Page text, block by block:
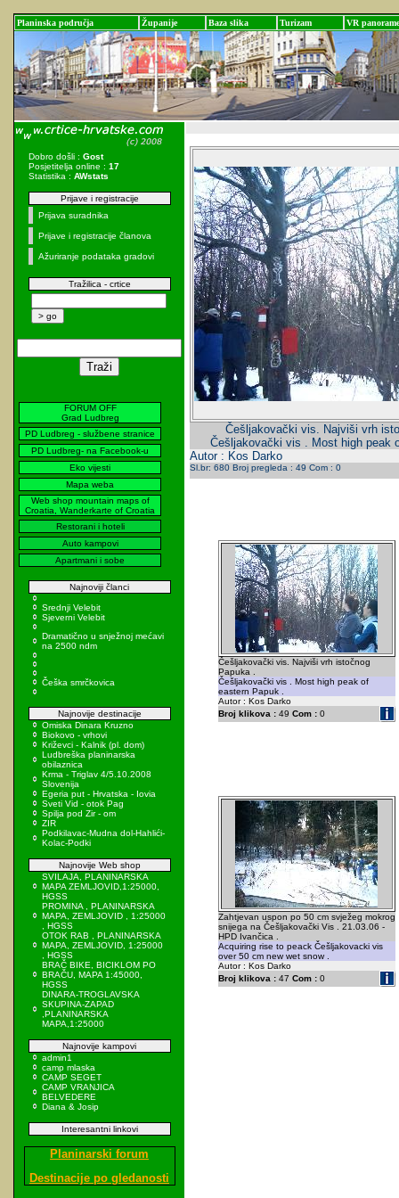
Planinska područja Županije Baza slika Turizam VR panorame
Dobro došli : Gost
Posjetitelja online : 17
Statistika : AWstats
Prijave i registracije
Prijava suradnika
Prijave i registracije članova
Ažuriranje podataka gradovi
Tražilica - crtice
FORUM OFF
Grad Ludbreg
PD Ludbreg - službene stranice
PD Ludbreg- na Facebook-u
Eko vijesti
Mapa weba
Web shop mountain maps of
Croatia, Wanderkarte of Croatia
Restorani i hoteli
Auto kampovi
Apartmani i sobe
Najnoviji članci
Srednji Velebit
Sjeverni Velebit
Dramatično u snježnoj mećavi
na 2500 ndm
Češka smrčkovica
Najnovije destinacije
Omiska Dinara Kruzno
Biokovo - vrhovi
Križevci - Kalnik (pl. dom)
Ludbreška planinarska
obilaznica
Krma - Triglav 4/5.10.2008
Slovenija
Egeria put - Hrvatska - Iovia
Sveti Vid - otok Pag
Spilja pod Zir - om
ZIR
Podkilavac-Mudna dol-Hahlići-
Kolac-Podki
Najnovije Web shop
SVILAJA, PLANINARSKA
MAPA ZEMLJOVID,1:25000,
HGSS
PROMINA , PLANINARSKA
MAPA, ZEMLJOVID , 1:25000
, HGSS
OTOK RAB , PLANINARSKA
MAPA, ZEMLJOVID, 1:25000
, HGSS
BRAČ BIKE, BICIKLOM PO
BRAČU, MAPA 1:45000,
HGSS
DINARA-TROGLAVSKA
SKUPINA-ZAPAD
,PLANINARSKA
MAPA,1:25000
Najnovije kampovi
admin1
camp mlaska
CAMP SEGET
CAMP VRANJICA
BELVEDERE
Diana & Josip
Interesantni linkovi
Planinarski forum
Destinacije po gledanosti
Češljakovački vis. Najviši vrh
Češljakovački vis . Most high peak
Autor : Kos Darko
Sl.br: 680 Broj pregleda : 49 Com : 0
Češljakovački vis. Najviši vrh istočnog
Papuka .
Češljakovački vis . Most high peak of
eastern Papuk .
Autor : Kos Darko
Broj klikova :49 Com :0
Zahtjevan uspon po 50 cm svježeg mokrog
snijega na Češljakovački Vis . 21.03.06 -
HPD Ivančica .
Acquiring rise to peack Češljakovacki vis
over 50 cm new wet snow .
Autor : Kos Darko
Broj klikova :47 Com :0